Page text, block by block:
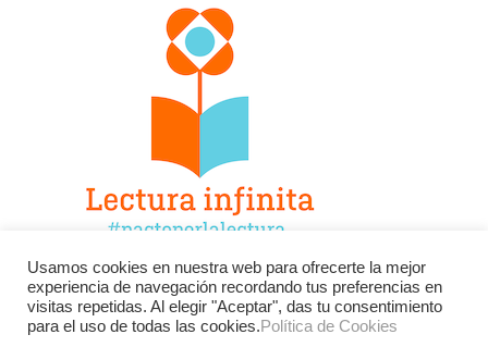
Facebook Twitter
Instagram
YouTube
LinkedIn Contacto
Usamos cookies en nuestra web para ofrecerte la mejor
experiencia de navegación recordando tus preferencias en
visitas repetidas. Al elegir "Aceptar", das tu consentimiento
para el uso de todas las cookies.Política de Cookies